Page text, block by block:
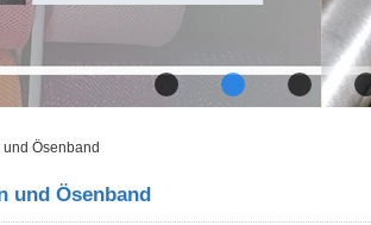
und Ösenband
und Ösenband